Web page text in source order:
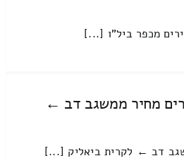
מכפר ביל"ו [...]
דירות 2 חדרים מחיר ממשגב דב ←
דב ← לקרית ביאליק [...]